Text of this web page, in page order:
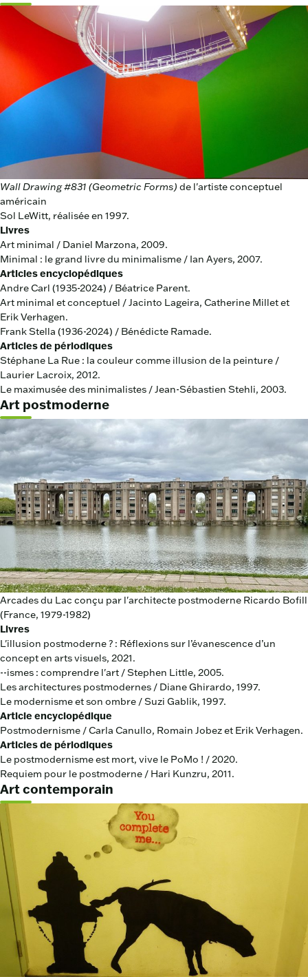
Wall Drawing #831 (Geometric Forms) de l'artiste conceptuel
américain
Sol LeWitt, réalisée en 1997.
Livres
Art minimal / Daniel Marzona, 2009.
Minimal : le grand livre du minimalisme / Ian Ayers, 2007.
Articles encyclopédiques
Andre Carl (1935-2024) / Béatrice Parent.
Art minimal et conceptuel / Jacinto Lageira, Catherine Millet et
Erik Verhagen.
Frank Stella (1936-2024) / Bénédicte Ramade.
Articles de périodiques
Stéphane La Rue : la couleur comme illusion de la peinture /
Laurier Lacroix, 2012.
Le maximusée des minimalistes / Jean-Sébastien Stehli, 2003.
Art postmoderne
Arcades du Lac conçu par l'architecte postmoderne Ricardo Bofill
(France, 1979-1982)
Livres
L'illusion postmoderne ? : Réflexions sur l’évanescence d’un
concept en arts visuels, 2021.
--ismes : comprendre l'art / Stephen Little, 2005.
Les architectures postmodernes / Diane Ghirardo, 1997.
Le modernisme et son ombre / Suzi Gablik, 1997.
Article encyclopédique
Postmodernisme / Carla Canullo, Romain Jobez et Erik Verhagen.
Articles de périodiques
Le postmodernisme est mort, vive le PoMo ! / 2020.
Requiem pour le postmoderne / Hari Kunzru, 2011.
Art contemporain